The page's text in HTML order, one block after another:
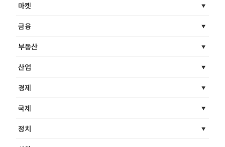
마켓
금융
부동산
산업
경제
국제
정치